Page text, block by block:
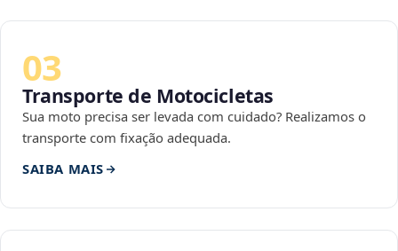
03
Transporte de Motocicletas
Sua moto precisa ser levada com cuidado? Realizamos o
transporte com fixação adequada.
SAIBA MAIS